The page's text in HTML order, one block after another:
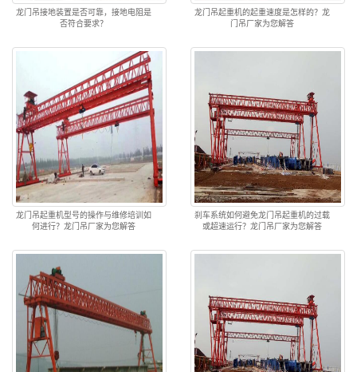
龙门吊接地装置是否可靠，接地电阻是
否符合要求？
龙门吊起重机的起重速度是怎样的？龙
门吊厂家为您解答
龙门吊起重机型号的操作与维修培训如
何进行？龙门吊厂家为您解答
刹车系统如何避免龙门吊起重机的过载
或超速运行？龙门吊厂家为您解答